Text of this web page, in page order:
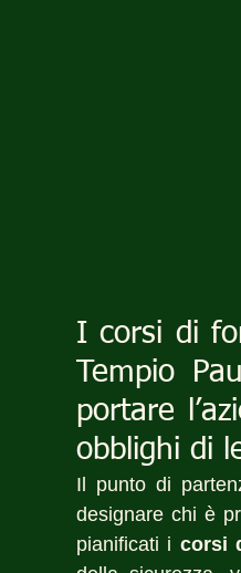
I corsi di
Tempio
portare
obblighi di
Il punto di
designare chi è
pianificati i corsi